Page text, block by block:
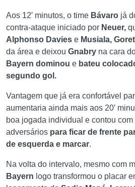
Aos 12′ minutos, o time Bávaro já
contra-ataque iniciado por Neuer,
Alphonso Davies e Musiala,
da área e deixou Gnabry na cara
Bayern dominou e bateu
segundo gol.
Vantagem que já era confortável
aumentaria ainda mais aos 20′
boa jogada individual e contou com
adversários para ficar de frente
de esquerda e marcar.
Na volta do intervalo, mesmo com
Bayern logo transformou o placar